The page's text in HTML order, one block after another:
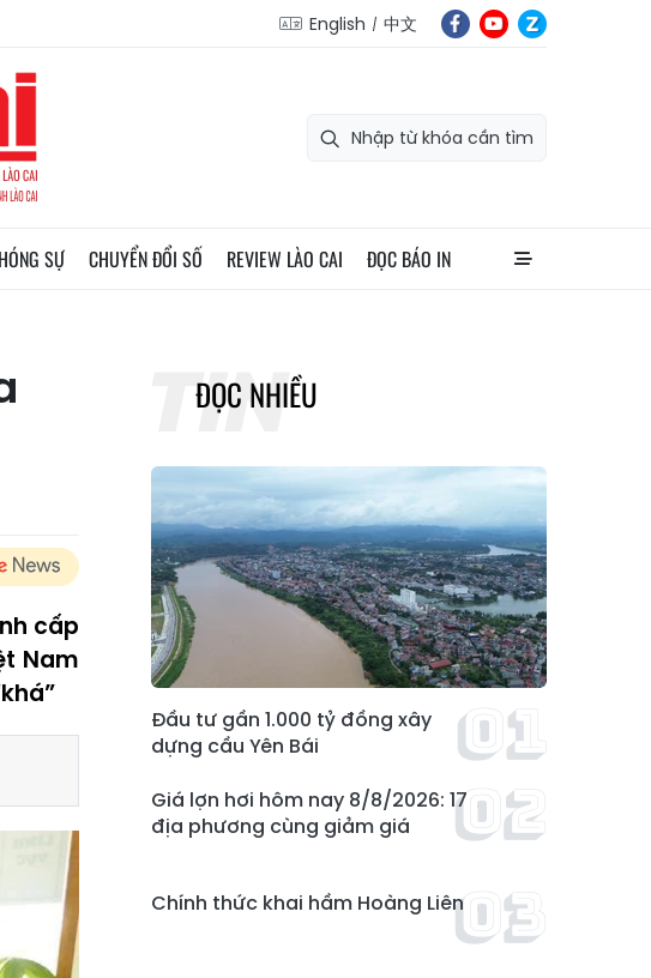
English 中文
SỰ CHUYỂN ĐỔI SỐ REVIEW LÀO CAI ĐỌC BÁO IN
cấp
Nam
ĐỌC NHIỀU
Đầu tư gần 1.000 tỷ đồng xây
dựng cầu Yên Bái
Giá lợn hơi hôm nay 8/8/2026: 17
địa phương cùng giảm giá
Chính thức khai hầm Hoàng Liên